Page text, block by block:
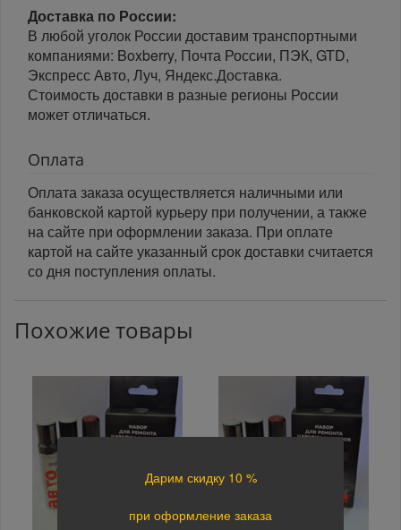
Доставка по России:
В любой уголок России доставим транспортными
компаниями: Boxberry, Почта России, ПЭК, GTD,
Экспресс Авто, Луч, Яндекс.Доставка.
Стоимость доставки в разные регионы России
может отличаться.
Оплата
Оплата заказа осуществляется наличными или
банковской картой курьеру при получении, а также
на сайте при оформлении заказа. При оплате
картой на сайте указанный срок доставки считается
со дня поступления оплаты.
Похожие товары
Дарим скидку 10 %
при оформление заказа